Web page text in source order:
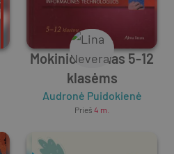
Mokinio žinynas 5-12
klasėms
Audronė Puidokienė
Prieš 4 m.